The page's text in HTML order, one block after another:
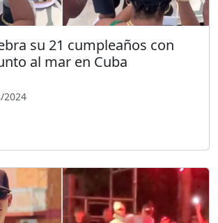
su 21 cumpleaños con
al mar en Cuba
2024